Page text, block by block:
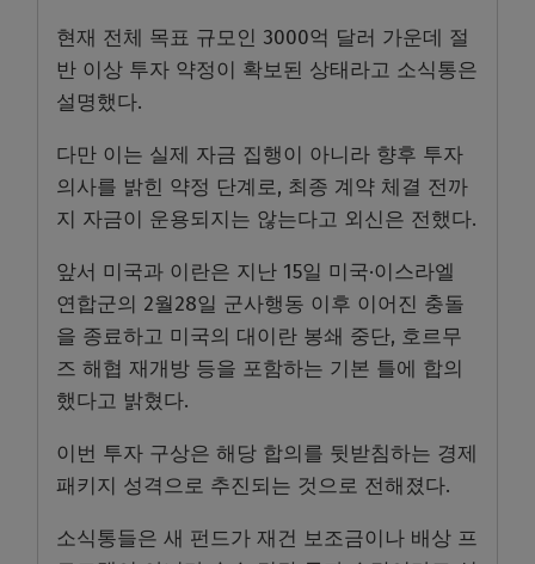
현재 전체 목표 규모인 3000억 달러 가운데 절
반 이상 투자 약정이 확보된 상태라고 소식통은
설명했다.
다만 이는 실제 자금 집행이 아니라 향후 투자
의사를 밝힌 약정 단계로, 최종 계약 체결 전까
지 자금이 운용되지는 않는다고 외신은 전했다.
앞서 미국과 이란은 지난 15일 미국·이스라엘
연합군의 2월28일 군사행동 이후 이어진 충돌
을 종료하고 미국의 대이란 봉쇄 중단, 호르무
즈 해협 재개방 등을 포함하는 기본 틀에 합의
했다고 밝혔다.
이번 투자 구상은 해당 합의를 뒷받침하는 경제
패키지 성격으로 추진되는 것으로 전해졌다.
소식통들은 새 펀드가 재건 보조금이나 배상 프